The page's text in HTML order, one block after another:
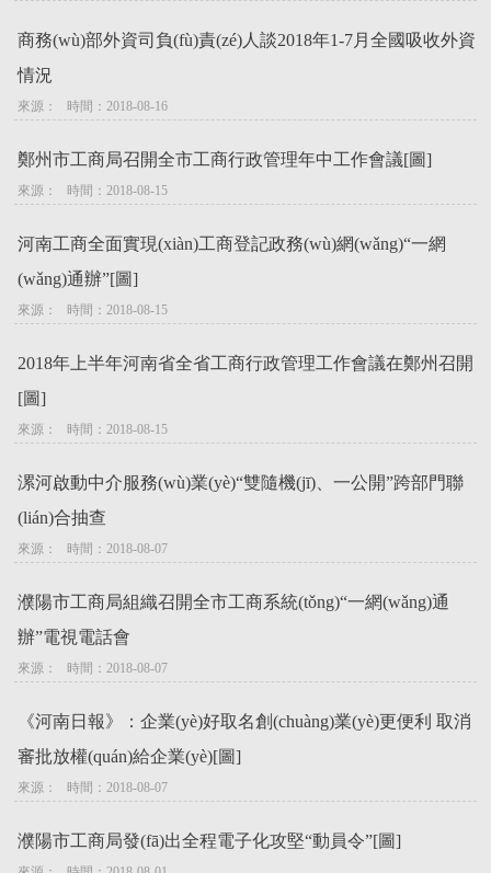
商務(wù)部外資司負(fù)責(zé)人談2018年1-7月全國吸收外資
情況
來源：   時間：2018-08-16
鄭州市工商局召開全市工商行政管理年中工作會議[圖]
來源：   時間：2018-08-15
河南工商全面實現(xiàn)工商登記政務(wù)網(wǎng)“一網
(wǎng)通辦”[圖]
來源：   時間：2018-08-15
2018年上半年河南省全省工商行政管理工作會議在鄭州召開
[圖]
來源：   時間：2018-08-15
漯河啟動中介服務(wù)業(yè)“雙隨機(jī)、一公開”跨部門聯
(lián)合抽查
來源：   時間：2018-08-07
濮陽市工商局組織召開全市工商系統(tǒng)“一網(wǎng)通
辦”電視電話會
來源：   時間：2018-08-07
《河南日報》：企業(yè)好取名創(chuàng)業(yè)更便利 取消
審批放權(quán)給企業(yè)[圖]
來源：   時間：2018-08-07
濮陽市工商局發(fā)出全程電子化攻堅“動員令”[圖]